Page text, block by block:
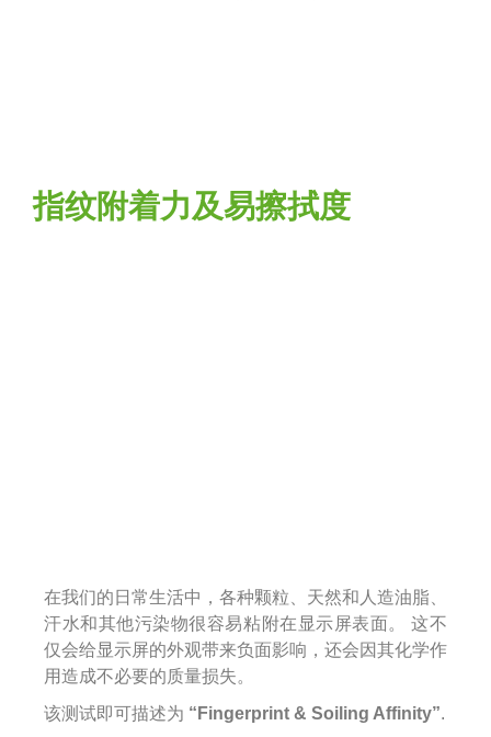
指纹附着力及易擦拭度
在我们的日常生活中，各种颗粒、天然和人造油脂、
汗水和其他污染物很容易粘附在显示屏表面。 这不
仅会给显示屏的外观带来负面影响，还会因其化学作
用造成不必要的质量损失。
该测试即可描述为 “Fingerprint & Soiling Affinity”.